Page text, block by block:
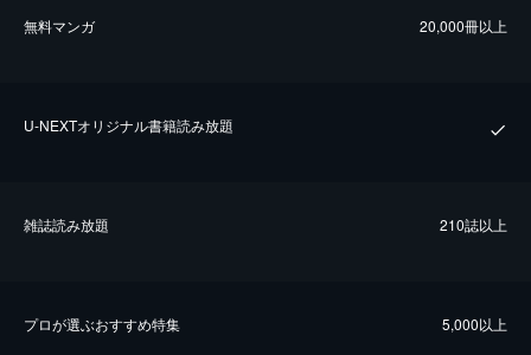
無料マンガ 20,000冊以上
U-NEXTオリジナル書籍読み放題
雑誌読み放題 210誌以上
プロが選ぶおすすめ特集 5,000以上